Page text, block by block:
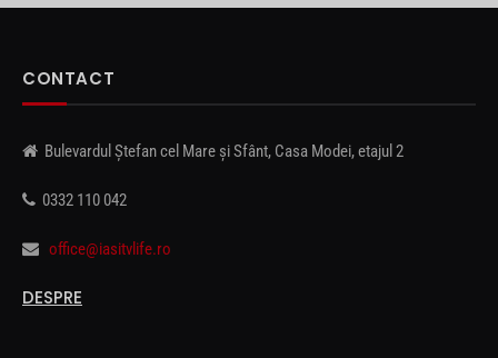
CONTACT
Bulevardul Ștefan cel Mare și Sfânt, Casa Modei, etajul 2
0332 110 042
office@iasitvlife.ro
DESPRE